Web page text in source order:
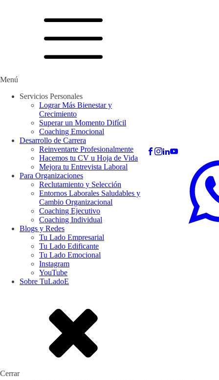
Menú
Servicios Personales
Lograr Más Bienestar y
Crecimiento
Superar un Momento Difícil
Coaching Emocional
Desarrollo de Carrera
Reinventarte Profesionalmente
Hacemos tu CV u Hoja de Vida
Mejora tu Entrevista Laboral
Para Organizaciones
Reclutamiento y Selección
Entornos Laborales Saludables y
Cambio Organizacional
Coaching Ejecutivo
Coaching Individual
Blogs y Redes
Tu Lado Empresarial
Tu Lado Edificante
Tu Lado Emocional
Instagram
YouTube
Sobre TuLadoE
Cerrar